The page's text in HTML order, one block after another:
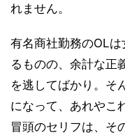
れません。
有名商社勤務のOL
るものの、余計な正
を逃してばかり。そ
になって、あれやこ
冒頭のセリフは、そ